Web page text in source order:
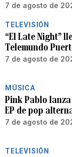
7 de agosto de
TELEVISIÓN
“El Late Night”
Telemundo
7 de agosto de
MÚSICA
Pink Pablo lanza
EP de pop
7 de agosto de
TELEVISIÓN